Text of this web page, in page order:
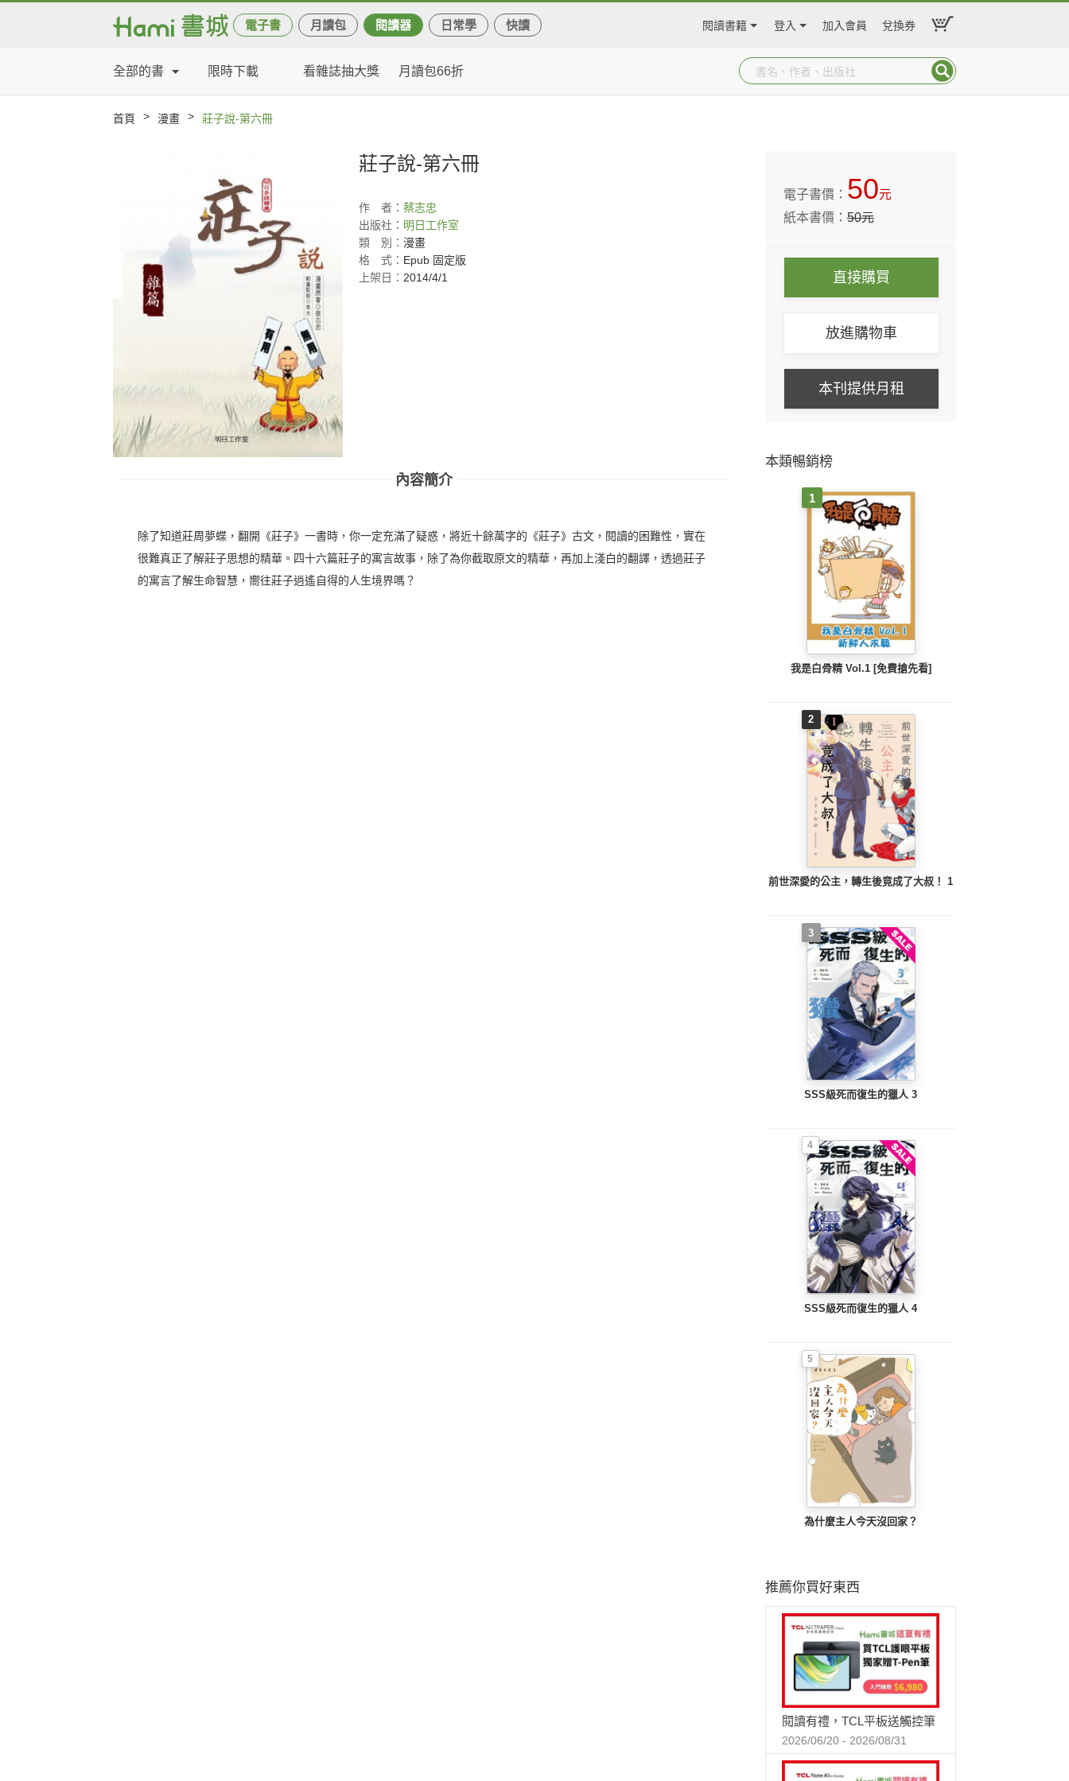
電子書 月讀包 閱讀器 日常學 快讀 閱讀書籍 登入 加入會員 兌換券
全部的書 限時下載 看雜誌抽大獎 月讀包66折
首頁 > 漫畫 > 莊子說-第六冊
莊子說-第六冊
作 者： 蔡志忠
出版社： 明日工作室
類
別： 漫畫
格
式： Epub 固定版
上架日： 2014/4/1
內容簡介
除了知道莊周夢蝶，翻開《莊子》一書時，你一定充滿了疑惑，將近十餘萬字的《莊子》古文，閱讀的困難性，實在
很難真正了解莊子思想的精華。四十六篇莊子的寓言故事，除了為你截取原文的精華，再加上淺白的翻譯，透過莊子
的寓言了解生命智慧，嚮往莊子逍遙自得的人生境界嗎？
電子書價： 50元
紙本書價：50元
直接購買
放進購物車
本刊提供月租
本類暢銷榜
1
我是白骨精 Vol.1 [免費搶先看]
2
前世深愛的公主，轉生後竟成了大叔！ 1
3
SSS級死而復生的獵人 3
4
SSS級死而復生的獵人 4
5
為什麼主人今天沒回家？
推薦你買好東西
閱讀有禮，TCL平板送觸控筆
2026/06/20 - 2026/08/31